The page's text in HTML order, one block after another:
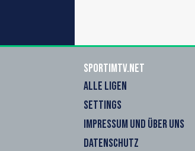
sportimtv.net
ALLE LIGEN
SETTINGS
IMPRESSUM UND ÜBER UNS
DATENSCHUTZ